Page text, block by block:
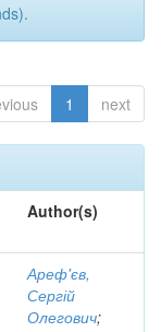
1 next
Author(s)
Ареф'єв,
Сергій
Олегович;